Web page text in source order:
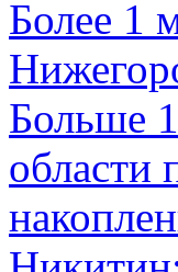
Более 1
Больше
области